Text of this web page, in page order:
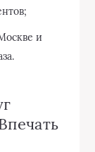
и